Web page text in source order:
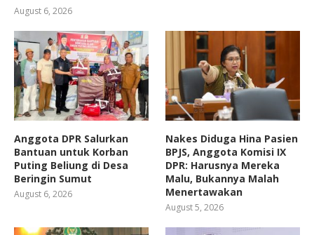
August 6, 2026
Anggota DPR Salurkan
Bantuan untuk Korban
Puting Beliung di Desa
Beringin Sumut
August 6, 2026
Nakes Diduga Hina Pasien
BPJS, Anggota Komisi IX
DPR: Harusnya Mereka
Malu, Bukannya Malah
Menertawakan
August 5, 2026